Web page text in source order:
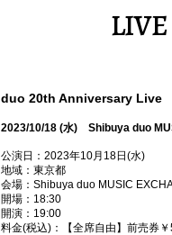
LIVE
duo 20th Anniversary Live
2023/10/18 (水) Shibuya duo
公演日：2023年10月18日(水)
地域：東京都
会場：Shibuya duo MUSIC
開場：18:30
開演：19:00
料金(税込)：【全席自由】前売券